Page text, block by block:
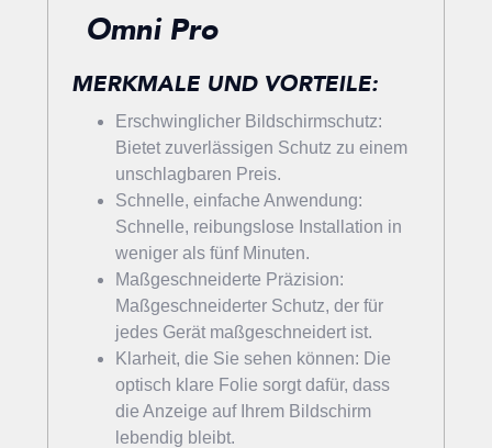
Omni Pro
MERKMALE UND VORTEILE:
Erschwinglicher Bildschirmschutz:
Bietet zuverlässigen Schutz zu einem
unschlagbaren Preis.
Schnelle, einfache Anwendung:
Schnelle, reibungslose Installation in
weniger als fünf Minuten.
Maßgeschneiderte Präzision:
Maßgeschneiderter Schutz, der für
jedes Gerät maßgeschneidert ist.
Klarheit, die Sie sehen können: Die
optisch klare Folie sorgt dafür, dass
die Anzeige auf Ihrem Bildschirm
lebendig bleibt.